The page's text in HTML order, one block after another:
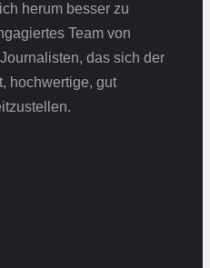
herum besser zu
Team von
das sich der
hochwertige, gut